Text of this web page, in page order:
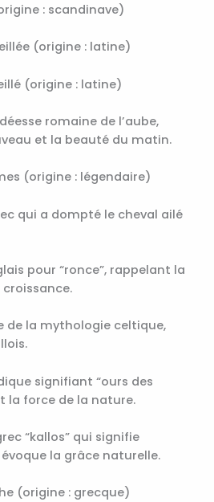
: scandinave)
(origine : latine)
(origine : latine)
romaine de l’aube,
et la beauté du matin.
(origine : légendaire)
qui a dompté le cheval ailé
pour “ronce”, rappelant la
de la mythologie celtique,
signifiant “ours des
la force de la nature.
“kallos” qui signifie
la grâce naturelle.
(origine : grecque)